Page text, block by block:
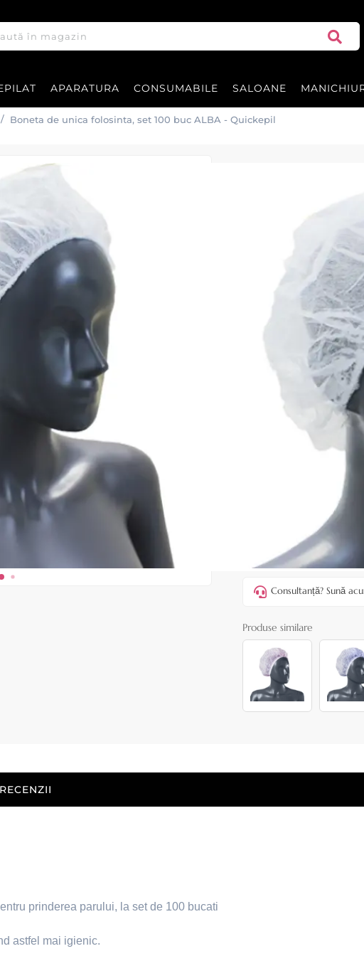
APARATURA CONSUMABILE SALOANE
/ Boneta de unica folosinta, set 100 buc ALBA - Quickepil
Boneta de
Quickepil
Boneta ALBA de unica
calitate superioara
Quickepil - Spania
31 recenzii|
Cod produs:
EQE106
În stoc
Preț:
Acest produs vă aduce
Consultanță? Sună
Produse similare
RECENZII
prinderea parului, la set de 100 bucati
astfel mai igienic.